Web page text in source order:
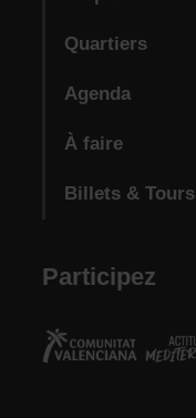
Quartiers
Agenda
À faire
Billets & Tours
Participez